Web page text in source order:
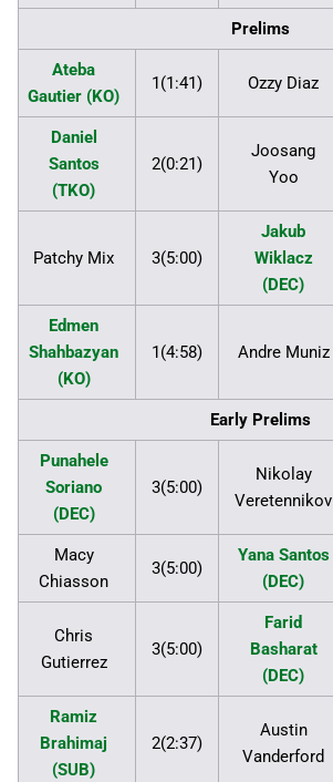
Prelims
Ateba
Gautier (KO)
1(1:41) Ozzy Diaz
Daniel
Santos
(TKO)
2(0:21)
Joosang
Yoo
Patchy Mix 3(5:00)
Jakub
Wiklacz
(DEC)
Edmen
Shahbazyan
(KO)
1(4:58) Andre Muniz
Early Prelims
Punahele
Soriano
(DEC)
3(5:00)
Nikolay
Veretennikov
Macy
Chiasson
3(5:00)
Yana Santos
(DEC)
Chris
Gutierrez
3(5:00)
Farid
Basharat
(DEC)
Ramiz
Brahimaj
(SUB)
2(2:37)
Austin
Vanderford